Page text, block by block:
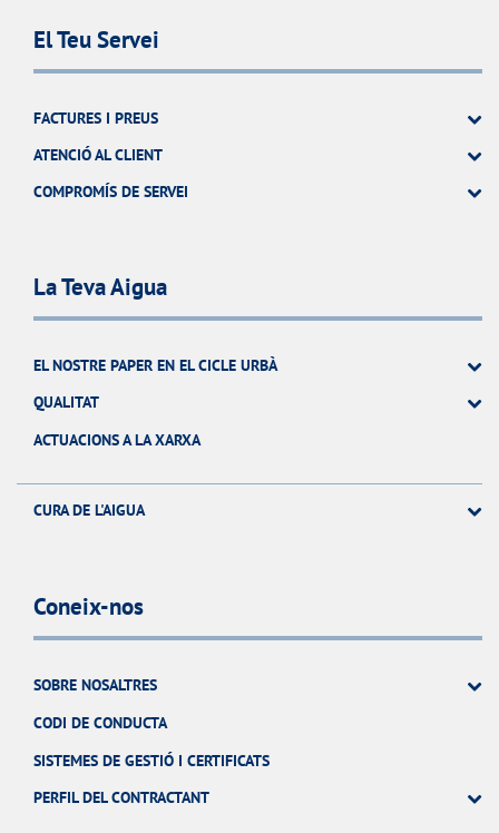
El Teu Servei
FACTURES I PREUS
ATENCIÓ AL CLIENT
COMPROMÍS DE SERVEI
La Teva Aigua
EL NOSTRE PAPER EN EL CICLE URBÀ
QUALITAT
ACTUACIONS A LA XARXA
CURA DE L'AIGUA
Coneix-nos
SOBRE NOSALTRES
CODI DE CONDUCTA
SISTEMES DE GESTIÓ I CERTIFICATS
PERFIL DEL CONTRACTANT